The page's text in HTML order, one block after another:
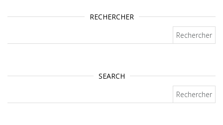
RECHERCHER
SEARCH